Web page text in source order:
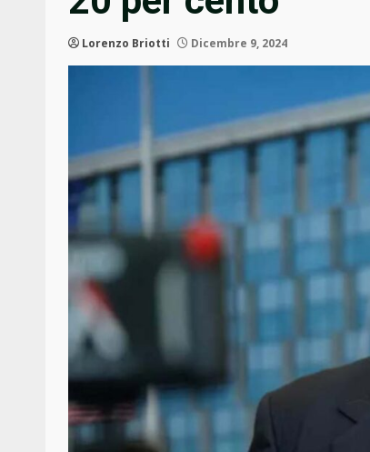
Lorenzo Briotti Dicembre 9, 2024